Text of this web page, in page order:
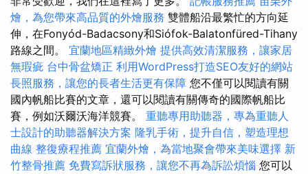
燴，為您帶來高品質的外燴服務 雙體船沿最繁忙的方向延
伸，在Fonyód-Badacsony和Siófok-Balatonfüred-Tihany
路線之間。 宜蘭地區精緻外燴 提供高效清潔服務，讓家居
無瑕疵 台中骨盆矯正 利用WordPress打造SEO友好的網站
長照服務，讓您的長者生活更有保障 您不僅可以閱讀有關
國內帆船比賽的文章，還可以閱讀有關傳奇的國際帆船比
賽，例如沃爾沃海洋競賽。 重聽專用助聽器，專為重聽人
士設計的助聽器解決方案 隆乳手術，提升自信，塑造理想
曲線 整復療程推薦 宜蘭外燴，為當地聚會帶來美味選擇 新
竹整骨推薦 免費寫訴狀服務，讓您不再為訴訟煩惱 您可以